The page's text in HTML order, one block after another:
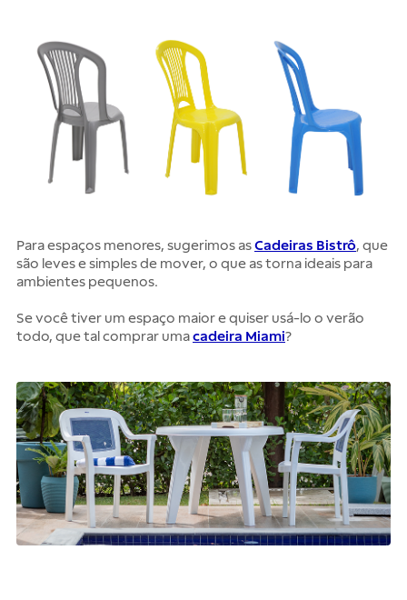
Para espaços menores, sugerimos asCadeiras Bistrô, que
são leves e simples de mover, o que as torna ideais para
ambientes pequenos.
Se você tiver um espaço maior e quiser usá-lo o verão
todo, que tal comprar umacadeira Miami?